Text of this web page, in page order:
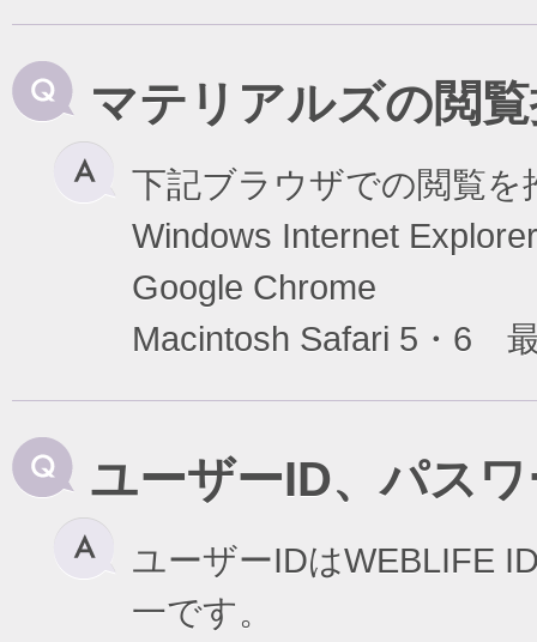
マテリアルズの閲
下記ブラウザでの閲覧を
Windows Internet
Google Chrome
Macintosh Safari 5・6
ユーザーID、パス
ユーザーIDはWEBLIFE
一です。